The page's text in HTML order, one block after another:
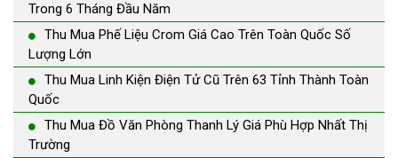
Trong 6 Tháng Đầu Năm
Thu Mua Phế Liệu Crom Giá Cao Trên Toàn Quốc Số
Lượng Lớn
Thu Mua Linh Kiện Điện Tử Cũ Trên 63 Tỉnh Thành Toàn
Quốc
Thu Mua Đồ Văn Phòng Thanh Lý Giá Phù Hợp Nhất Thị
Trường